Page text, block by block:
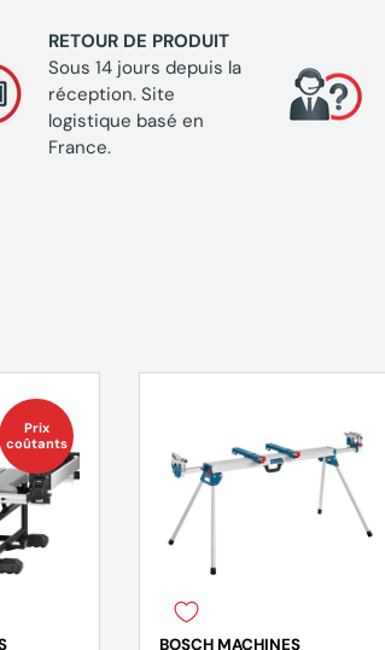
RETOUR DE PRODUIT
Sous 14 jours depuis la
réception. Site
logistique basé en
France.
Prix
coûtants
BOSCH MACHINES